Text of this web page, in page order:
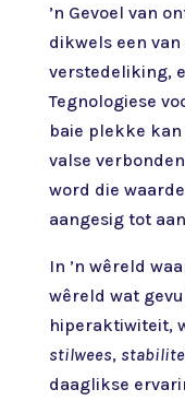
’n Gevoel van
dikwels een
verstedeliking,
Tegnologiese
baie plekke kan
valse
word die
aangesig tot
In ’n wêreld
wêreld wat
hiperaktiwiteit,
stilwees,
daaglikse